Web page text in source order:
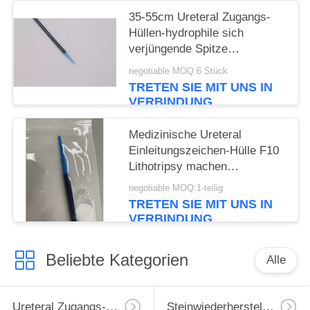
35-55cm Ureteral Zugangs-
Hüllen-hydrophile sich
verjüngende Spitze
Ureteroscopy
negotiable MOQ:6 Stück
TRETEN SIE MIT UNS IN
VERBINDUNG
Medizinische Ureteral
Einleitungszeichen-Hülle F10
Lithotripsy machen
hydrophiles
Verbrauchsmaterial glatt
negotiable MOQ:1-teilig
TRETEN SIE MIT UNS IN
VERBINDUNG
Beliebte Kategorien Alle
Ureteral Zugangs-Hülle Steinwiederherstellungs-Korb